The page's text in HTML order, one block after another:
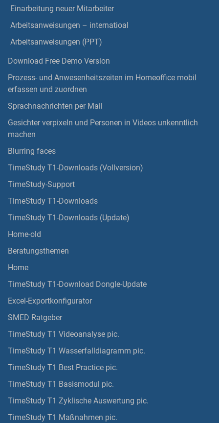
Einarbeitung neuer Mitarbeiter
Arbeitsanweisungen – internatioal
Arbeitsanweisungen (PPT)
Download Free Demo Version
Prozess- und Anwesenheitszeiten im Homeoffice mobil
erfassen und zuordnen
Sprachnachrichten per Mail
Gesichter verpixeln und Personen in Videos unkenntlich
machen
Blurring faces
TimeStudy T1-Downloads (Vollversion)
TimeStudy-Support
TimeStudy T1-Downloads
TimeStudy T1-Downloads (Update)
Home-old
Beratungsthemen
Home
TimeStudy T1-Download Dongle-Update
Excel-Exportkonfigurator
SMED Ratgeber
TimeStudy T1 Videoanalyse pic.
TimeStudy T1 Wasserfalldiagramm pic.
TimeStudy T1 Best Practice pic.
TimeStudy T1 Basismodul pic.
TimeStudy T1 Zyklische Auswertung pic.
TimeStudy T1 Maßnahmen pic.